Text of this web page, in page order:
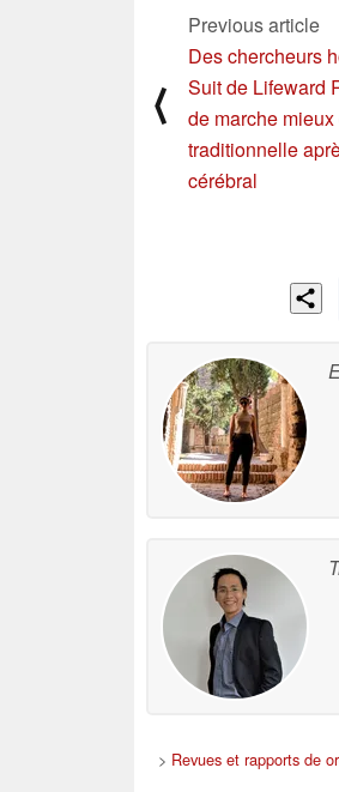
⟨
Previous article
Des chercheurs
Suit de Lifeward
de marche
traditionnelle
cérébral
> Revues et rapports de